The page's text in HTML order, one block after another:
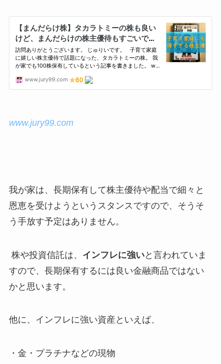
www.jury99.com
我が家は、長期保有して株主優待や配当で細々と
恩恵を受けようというスタンスですので、そうそ
う手放す予定はありません。
株や投資信託は、 インフレに強いと言われていま
すので、長期保有するには良い金融商品ではない
かと思います。
他に、インフレに強い資産といえば、
・金・プラチナなどの現物